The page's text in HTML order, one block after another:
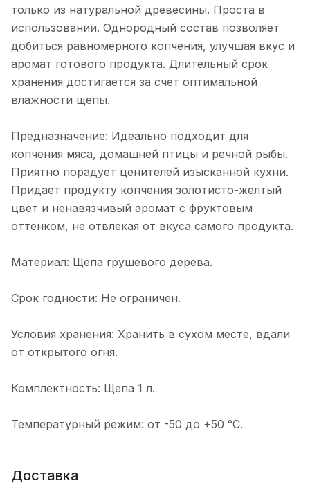
только из натуральной древесины. Проста в
использовании. Однородный состав позволяет
добиться равномерного копчения, улучшая вкус и
аромат готового продукта. Длительный срок
хранения достигается за счет оптимальной
влажности щепы.
Предназначение: Идеально подходит для
копчения мяса, домашней птицы и речной рыбы.
Приятно порадует ценителей изысканной кухни.
Придает продукту копчения золотисто-желтый
цвет и ненавязчивый аромат с фруктовым
оттенком, не отвлекая от вкуса самого продукта.
Материал: Щепа грушевого дерева.
Срок годности: Не ограничен.
Условия хранения: Хранить в сухом месте, вдали
от открытого огня.
Комплектность: Щепа 1 л.
Температурный режим: от -50 до +50 °С.
Доставка